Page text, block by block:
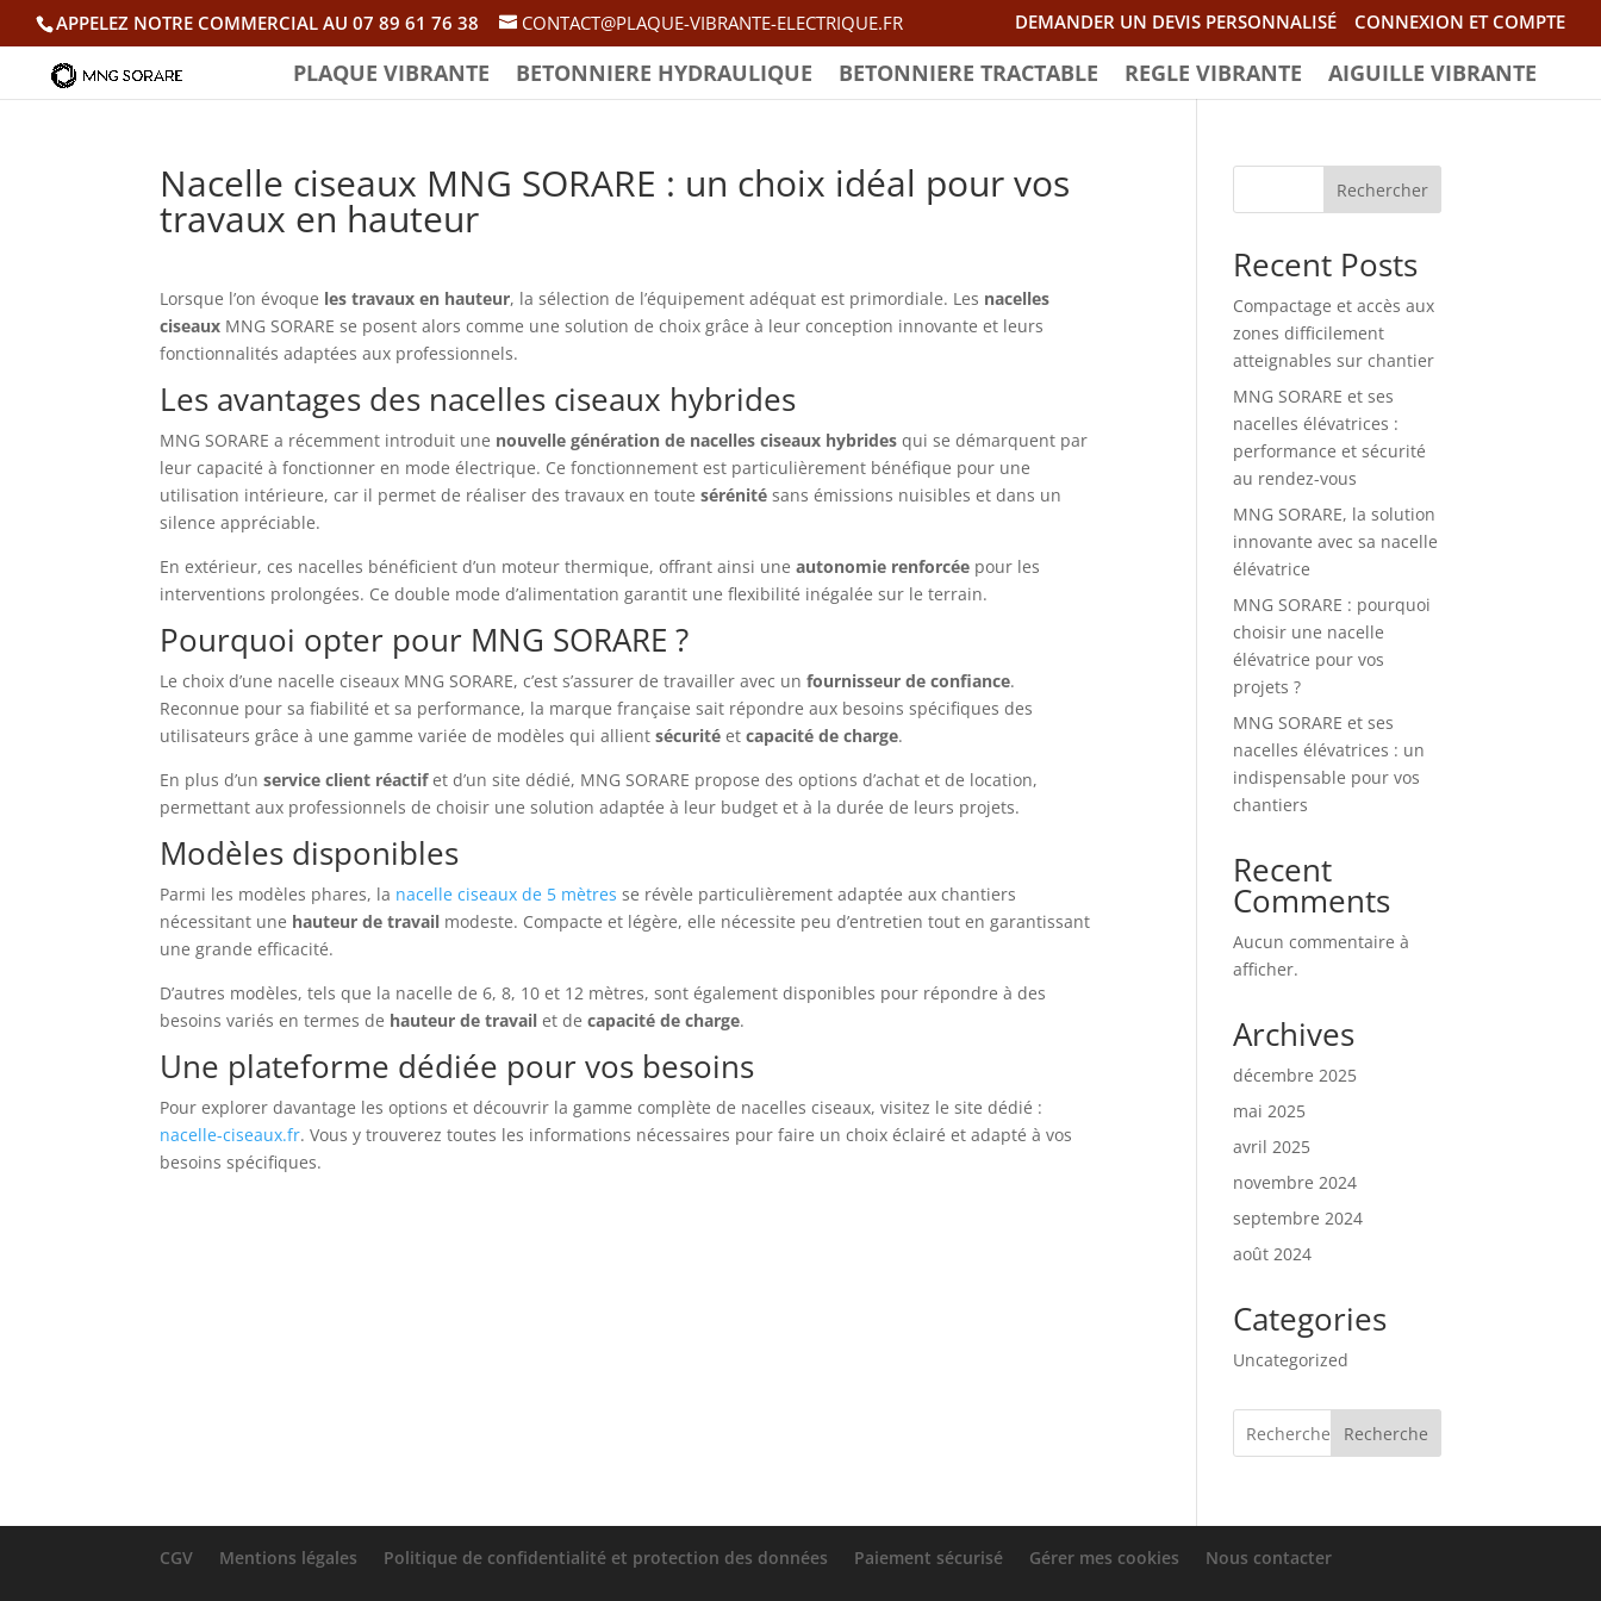
APPELEZ NOTRE COMMERCIAL AU 07 89 61 76 38 CONTACT@PLAQUE-VIBRANTE-ELECTRIQUE.FR DEMANDER UN DEVIS PERSONNALISÉ CONNEXION ET COMPTE
PLAQUE VIBRANTE BETONNIERE HYDRAULIQUE BETONNIERE TRACTABLE REGLE VIBRANTE AIGUILLE VIBRANTE
Nacelle ciseaux MNG SORARE : un choix idéal pour vos
travaux en hauteur
Lorsque l’on évoque les travaux en hauteur, la sélection de l’équipement adéquat est primordiale. Les nacelles
ciseaux MNG SORARE se posent alors comme une solution de choix grâce à leur conception innovante et leurs
fonctionnalités adaptées aux professionnels.
Les avantages des nacelles ciseaux hybrides
MNG SORARE a récemment introduit une nouvelle génération de nacelles ciseaux hybrides qui se démarquent par
leur capacité à fonctionner en mode électrique. Ce fonctionnement est particulièrement bénéfique pour une
utilisation intérieure, car il permet de réaliser des travaux en toutesérénité sans émissions nuisibles et dans un
silence appréciable.
En extérieur, ces nacelles bénéficient d’un moteur thermique, offrant ainsi uneautonomie renforcée pour les
interventions prolongées. Ce double mode d’alimentation garantit une flexibilité inégalée sur le terrain.
Pourquoi opter pour MNG SORARE ?
Le choix d’une nacelle ciseaux MNG SORARE, c’est s’assurer de travailler avec unfournisseur de confiance.
Reconnue pour sa fiabilité et sa performance, la marque française sait répondre aux besoins spécifiques des
utilisateurs grâce à une gamme variée de modèles qui allientsécurité etcapacité de charge.
En plus d’unservice client réactifet d’un site dédié, MNG SORARE propose des options d’achat et de location,
permettant aux professionnels de choisir une solution adaptée à leur budget et à la durée de leurs projets.
Modèles disponibles
Parmi les modèles phares, la nacelle ciseaux de 5 mètres se révèle particulièrement adaptée aux chantiers
nécessitant une hauteur de travail modeste. Compacte et légère, elle nécessite peu d’entretien tout en garantissant
une grande efficacité.
D’autres modèles, tels que la nacelle de 6, 8, 10 et 12 mètres, sont également disponibles pour répondre à des
besoins variés en termes de hauteur de travail et decapacité de charge.
Une plateforme dédiée pour vos besoins
Pour explorer davantage les options et découvrir la gamme complète de nacelles ciseaux, visitez le site dédié :
nacelle-ciseaux.fr. Vous y trouverez toutes les informations nécessaires pour faire un choix éclairé et adapté à vos
besoins spécifiques.
Rechercher
Recent Posts
Compactage et accès aux
zones difficilement
atteignables sur chantier
MNG SORARE et ses
nacelles élévatrices :
performance et sécurité
au rendez-vous
MNG SORARE, la solution
innovante avec sa nacelle
élévatrice
MNG SORARE : pourquoi
choisir une nacelle
élévatrice pour vos
projets ?
MNG SORARE et ses
nacelles élévatrices : un
indispensable pour vos
chantiers
Recent
Comments
Aucun commentaire à
afficher.
Archives
décembre 2025
mai 2025
avril 2025
novembre 2024
septembre 2024
août 2024
Categories
Uncategorized
Recherche
CGV Mentions légales Politique de confidentialité et protection des données Paiement sécurisé Gérer mes cookies Nous contacter